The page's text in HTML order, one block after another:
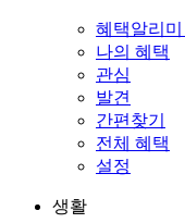
혜택알리미
나의 혜택
관심
발견
간편찾기
전체 혜택
설정
생활